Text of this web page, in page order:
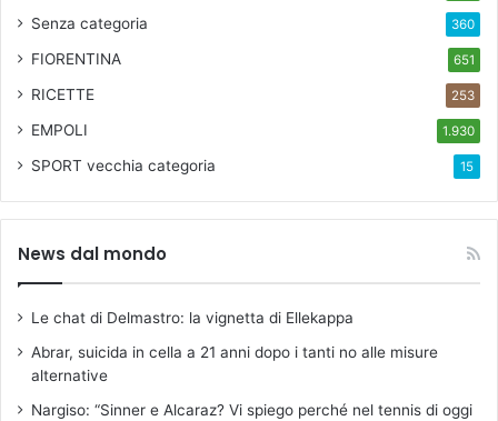
Senza categoria 360
FIORENTINA 651
RICETTE 253
EMPOLI 1.930
SPORT vecchia categoria 15
News dal mondo
Le chat di Delmastro: la vignetta di Ellekappa
Abrar, suicida in cella a 21 anni dopo i tanti no alle misure
alternative
Nargiso: “Sinner e Alcaraz? Vi spiego perché nel tennis di oggi